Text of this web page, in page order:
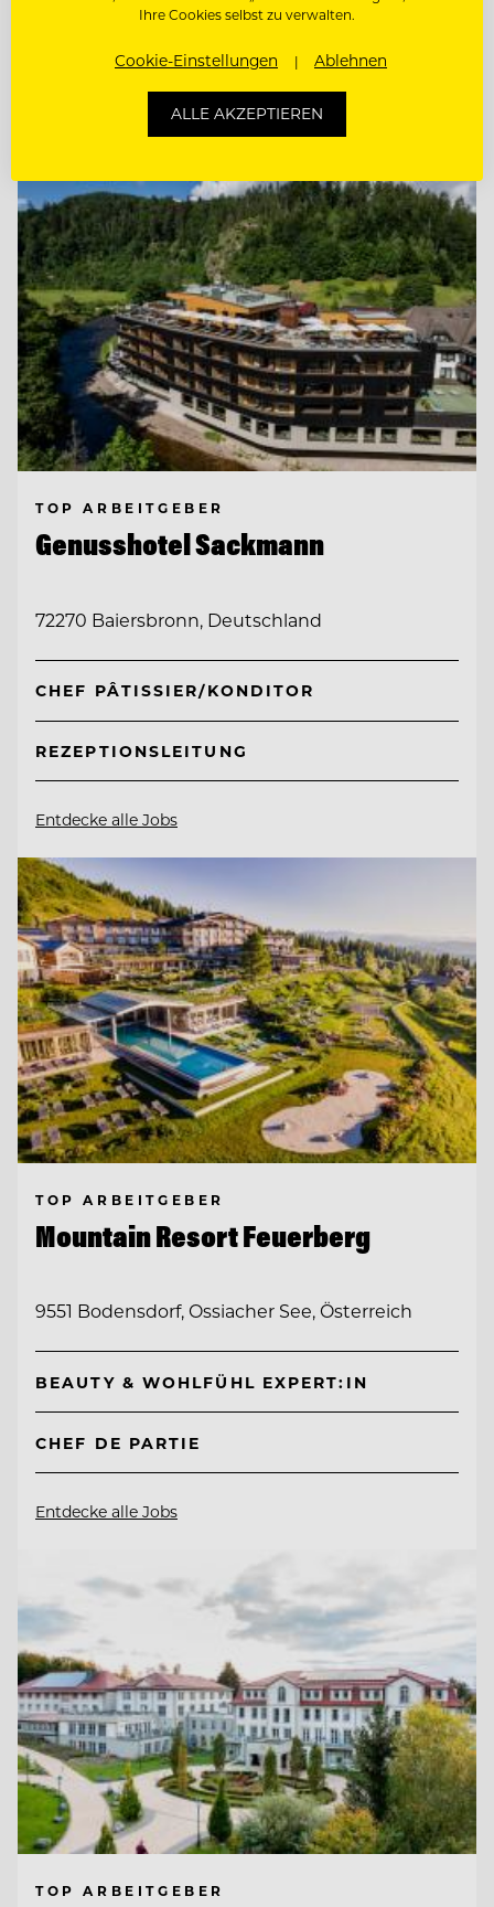
HEAD OF SALES (M/W/D)
TOP ARBEITGEBER
Genusshotel Sackmann
72270 Baiersbronn, Deutschland
CHEF PÂTISSIER/KONDITOR
REZEPTIONSLEITUNG
Entdecke alle Jobs
TOP ARBEITGEBER
Mountain Resort Feuerberg
9551 Bodensdorf, Ossiacher See, Österreich
BEAUTY & WOHLFÜHL EXPERT:IN
CHEF DE PARTIE
Entdecke alle Jobs
TOP ARBEITGEBER
Ihre Cookies selbst zu verwalten.
Cookie-Einstellungen Ablehnen
ALLE AKZEPTIEREN